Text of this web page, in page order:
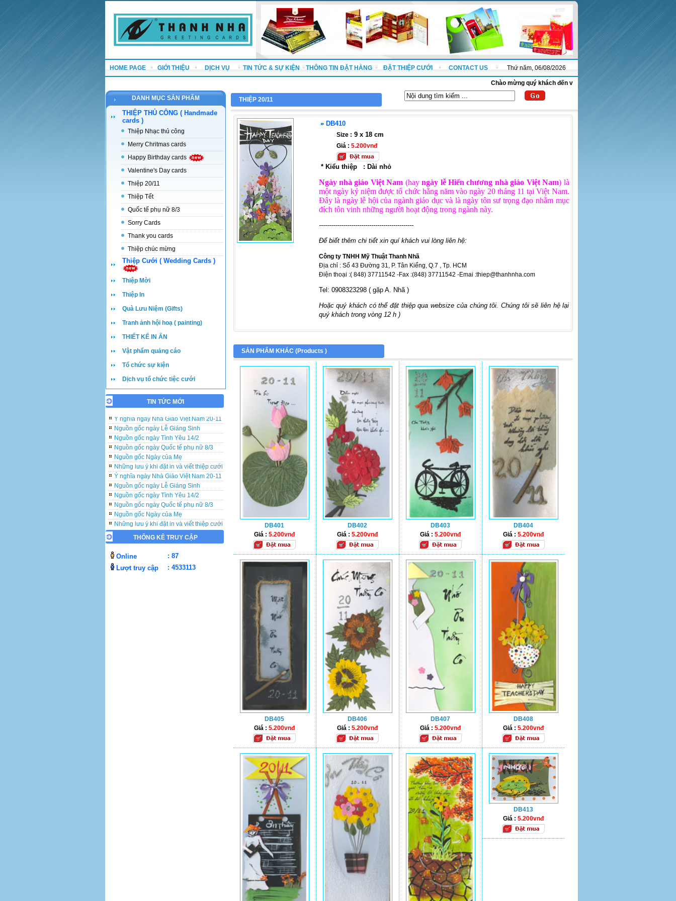
HOME PAGE GIỚI THIỆU DỊCH VỤ TIN TỨC & SỰ KIỆN THÔNG TIN ĐẶT HÀNG ĐẶT THIỆP CƯỚI CONTACT US Thứ năm, 06/08/2026
Chào mừng quý khách đến với website thanhnha.com !
DANH MỤC SẢN PHẨM
THIỆP THỦ CÔNG ( Handmade
cards )
Thiệp Nhạc thủ công
Merry Chritmas cards
Happy Birthday cards
Valentine's Day cards
Thiệp 20/11
Thiệp Tết
Quốc tế phụ nữ 8/3
Sorry Cards
Thank you cards
Thiệp chúc mừng
Thiệp Cưới ( Wedding Cards )
Thiệp Mời
Thiệp In
Quà Lưu Niệm (Gifts)
Tranh ảnh hội hoạ ( painting)
THIẾT KẾ IN ẤN
Vật phẩm quảng cáo
Tổ chức sự kiện
Dịch vụ tổ chức tiệc cưới
TIN TỨC MỚI
Những lưu ý khi đặt in và viết thiệp cưới
Nguồn gốc ngày Lễ Giáng Sinh
Nguồn gốc ngày Tình Yêu 14/2
Nguồn gốc ngày Quốc tế phụ nữ 8/3
Nguồn gốc Ngày của Mẹ
Những lưu ý khi đặt in và viết thiệp cưới
Ý nghĩa ngày Nhà Giáo Việt Nam 20-11
Nguồn gốc ngày Lễ Giáng Sinh
Nguồn gốc ngày Tình Yêu 14/2
Nguồn gốc ngày Quốc tế phụ nữ 8/3
Nguồn gốc Ngày của Mẹ
Những lưu ý khi đặt in và viết thiệp cưới
Ý nghĩa ngày Nhà Giáo Việt Nam 20-11
Nguồn gốc ngày Lễ Giáng Sinh
Nguồn gốc ngày Tình Yêu 14/2
Nguồn gốc ngày Quốc tế phụ nữ 8/3
Nguồn gốc Ngày của Mẹ
THỐNG KÊ TRUY CẬP
Online
: 87
Lượt truy cập
: 4533113
THIỆP 20/11
DB410
Size : 9 x 18 cm
Giá : 5.200vnđ
* Kiểu thiệp : Dài nhỏ
Ngày nhà giáo Việt Nam (hayngày lễ Hiến chương nhà giáo Việt Nam) là
một ngày kỷ niệm được tổ chức hằng năm vào ngày 20 tháng 11 tại Việt Nam.
Đây là ngày lễ hội của ngành giáo dục và là ngày tôn sư trọng đạo nhằm mục
đích tôn vinh những người hoạt động trong ngành này.
-----------------------------------------------
Để biết thêm chi tiết xin quí khách vui lòng liên hệ:
Công ty TNHH Mỹ Thuật Thanh Nhã
Địa chỉ : Số 43 Đường 31, P. Tân Kiểng, Q.7 , Tp. HCM
Điện thoại :( 848) 37711542 -Fax :(848) 37711542 -Emai :thiep@thanhnha.com
Tel: 0908323298 ( gặp A. Nhã )
Hoặc quý khách có thể đặt thiệp qua websize của chúng tôi. Chúng tôi sẽ liên hệ lại
quý khách trong vòng 12 h )
SẢN PHẨM KHÁC (Products )
DB401
Giá : 5.200vnđ
DB402
Giá : 5.200vnđ
DB403
Giá : 5.200vnđ
DB404
Giá : 5.200vnđ
DB405
Giá : 5.200vnđ
DB406
Giá : 5.200vnđ
DB407
Giá : 5.200vnđ
DB408
Giá : 5.200vnđ
DB413
Giá : 5.200vnđ